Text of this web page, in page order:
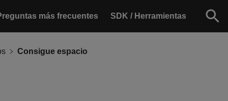
más frecuentes SDK / Herramientas
Consigue espacio